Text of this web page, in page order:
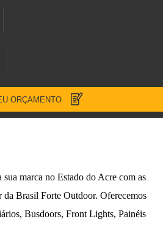
ORÇAMENTO
marca no Estado do Acre com as
da Brasil Forte Outdoor. Oferecemos
Busdoors, Front Lights, Painéis